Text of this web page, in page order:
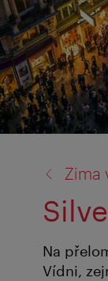
Zima
Na
Vídni,